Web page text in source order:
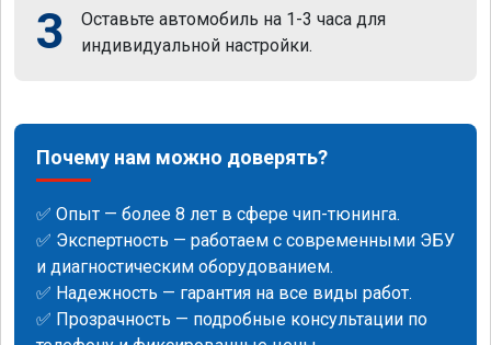
3
Оставьте автомобиль на 1-3 часа для
индивидуальной настройки.
Почему нам можно доверять?
✅ Опыт — более 8 лет в сфере чип-тюнинга.
✅ Экспертность — работаем с современными ЭБУ
и диагностическим оборудованием.
✅ Надежность — гарантия на все виды работ.
✅ Прозрачность — подробные консультации по